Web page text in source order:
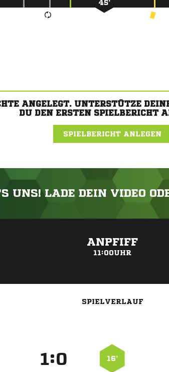
45’
ANGELEGT. UNTERSTÜTZE
DU DEN ERSTEN SPIELBERICHT
SPIELBERICHT ANLEGEN
UNS! LADE DEIN VIDEO
ANPFIFF
11:00UHR
SPIELVERLAUF
: 16’